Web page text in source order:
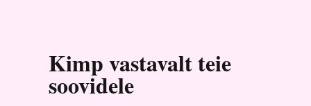
Kimp vastavalt teie
soovidele